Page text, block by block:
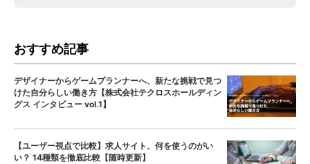
おすすめ記事
デザイナーからゲームプランナーへ、新たな挑戦で見つ
けた自分らしい働き方【株式会社テクロスホールディン
グス インタビュー vol.1】
【ユーザー視点で比較】求人サイト、何を使うのがい
い？ 14種類を徹底比較【随時更新】